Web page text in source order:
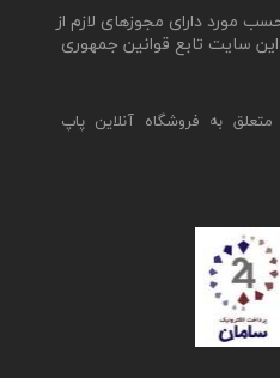
به فروشگاه آنلاین پاپ
مورد دارای مجوزهای لازم از
سایت تابع قوانین جمهوری